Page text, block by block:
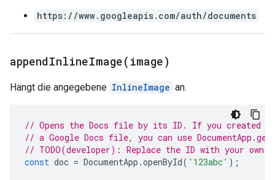
https://www.googleapis.com/auth/documents
appendInlineImage( image)
Hängt die angegebene InlineImage an.
// Opens the Docs file by its ID. If you created
// a Google Docs file, you can use
// TODO(developer): Replace the ID with your own.
const doc = DocumentApp .openById( '123abc' );